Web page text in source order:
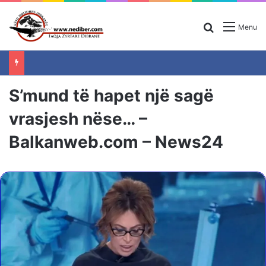
Menu
Search for
S’mund të hapet një sagë
vrasjesh nëse… –
Balkanweb.com – News24